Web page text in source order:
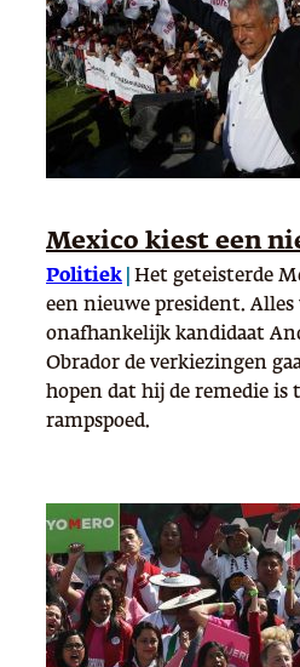
Mexico kiest een
Politiek
Het geteisterde
een nieuwe president. Alles
onafhankelijk kandidaat
Obrador de verkiezingen
hopen dat hij de remedie is
rampspoed.